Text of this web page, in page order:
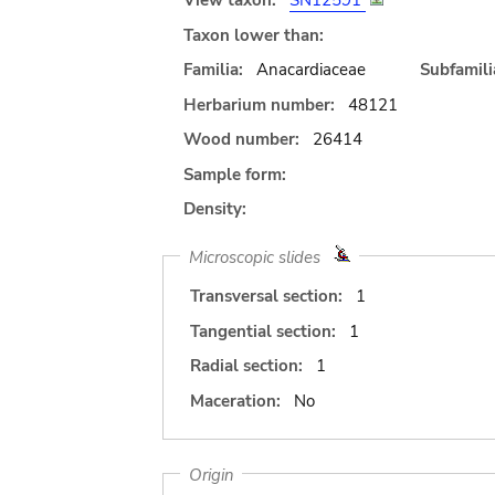
Taxon lower than:
Familia:
Anacardiaceae
Herbarium number:
48121
Wood number:
26414
Sample form:
Density:
Microscopic slides
Transversal section:
1
Tangential section:
1
Radial section:
1
Maceration:
No
Origin